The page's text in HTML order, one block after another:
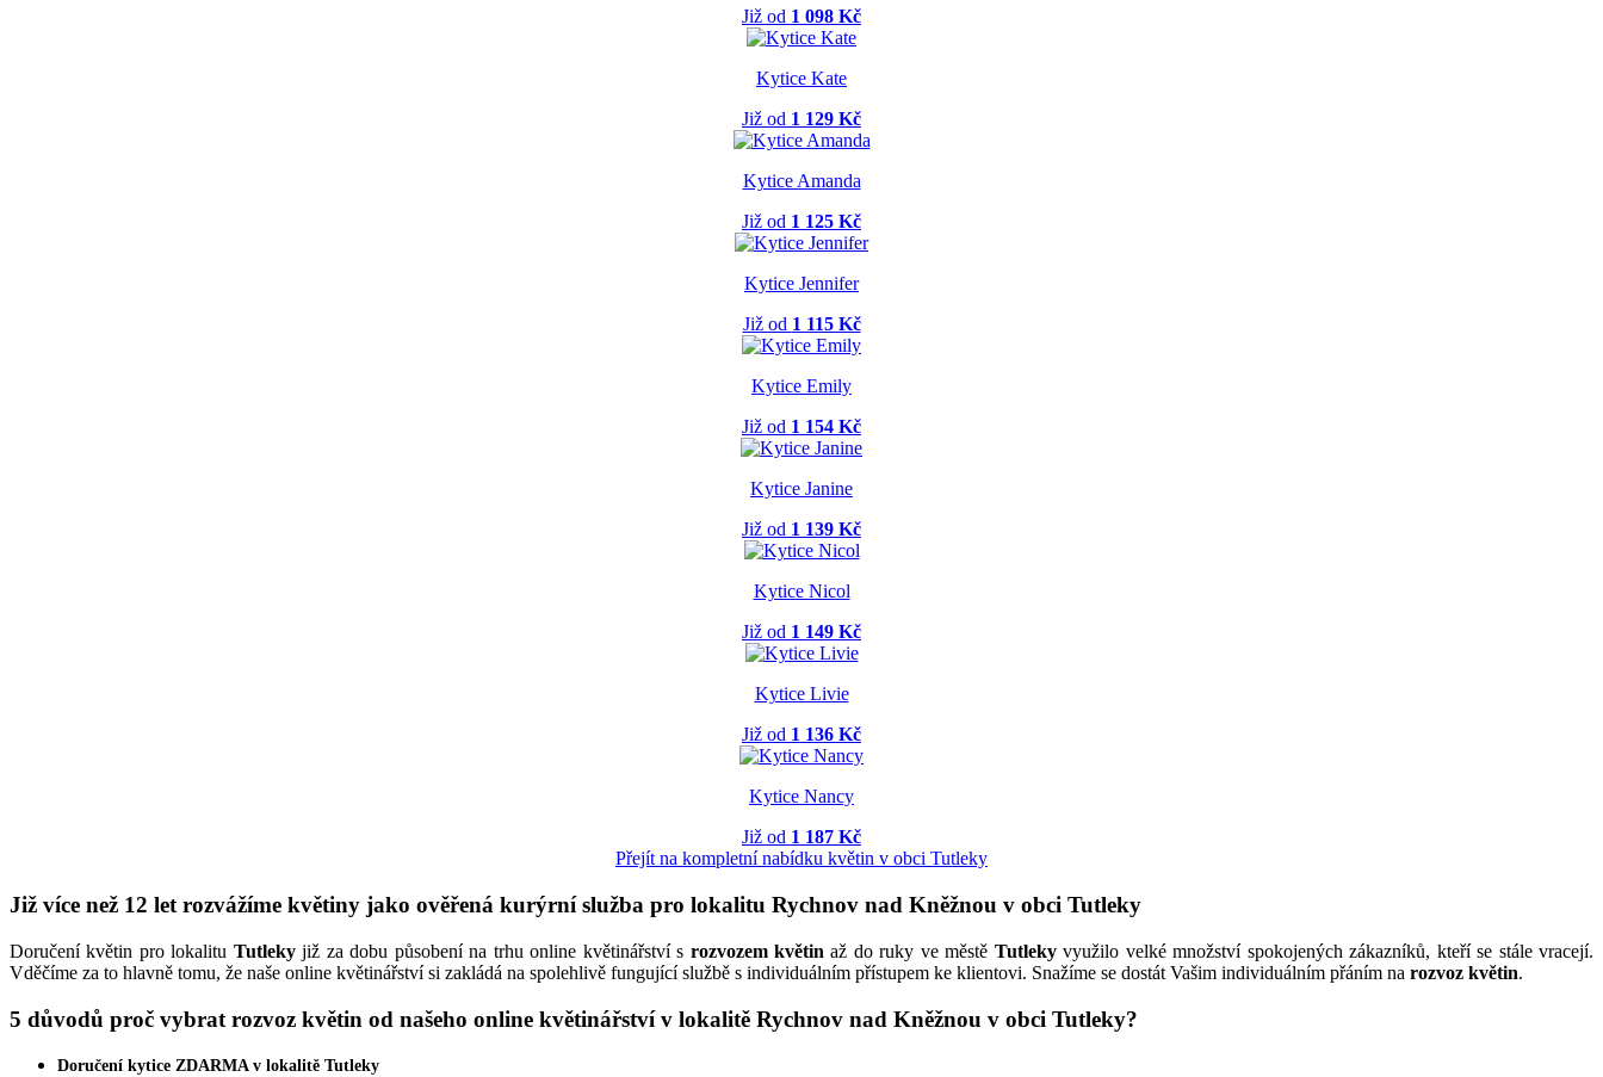
Již od 1 098 Kč
Kytice Kate
Již od 1 129 Kč
Kytice Amanda
Již od 1 125 Kč
Kytice Jennifer
Již od 1 115 Kč
Kytice Emily
Již od 1 154 Kč
Kytice Janine
Již od 1 139 Kč
Kytice Nicol
Již od 1 149 Kč
Kytice Livie
Již od 1 136 Kč
Kytice Nancy
Již od 1 187 Kč
Přejít na kompletní nabídku květin v obci Tutleky
Již více než 12 let rozvážíme květiny jako ověřená kurýrní služba pro lokalitu Rychnov nad Kněžnou v obci Tutleky
Doručení květin pro lokalitu Tutlekyjiž za dobu působení na trhu online květinářství s rozvozem květin až do ruky ve městě Tutlekyvyužilo velké množství spokojených zákazníků, kteří se stále vracejí.
Vděčíme za to hlavně tomu, že naše online květinářství si zakládá na spolehlivě fungující službě s individuálním přístupem ke klientovi. Snažíme se dostát Vašim individuálním přáním na rozvoz květin.
5 důvodů proč vybrat rozvoz květin od našeho online květinářství v lokalitě Rychnov nad Kněžnou v obci Tutleky?
Doručení kytice ZDARMAv lokalitě Tutleky